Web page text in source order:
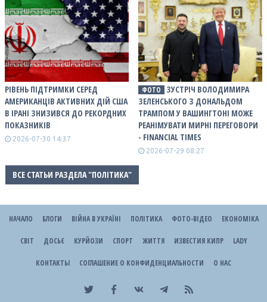
РІВЕНЬ ПІДТРИМКИ СЕРЕД
АМЕРИКАНЦІВ АКТИВНИХ ДІЙ США
В ІРАНІ ЗНИЗИВСЯ ДО РЕКОРДНИХ
ПОКАЗНИКІВ
2026-07-30 14:37
ФОТО
ЗУСТРІЧ ВОЛОДИМИРА
ЗЕЛЕНСЬКОГО З ДОНАЛЬДОМ
ТРАМПОМ У ВАШИНГТОНІ МОЖЕ
РЕАНІМУВАТИ МИРНІ ПЕРЕГОВОРИ
- FINANCIAL TIMES
2026-07-29 08:27
ВСЕ СТАТЬИ РАЗДЕЛА "ПОЛІТИКА"
НАЧАЛО БЛОГИ ВІЙНА В УКРАЇНІ ПОЛІТИКА ФОТО-ВІДЕО ЕКОНОМІКА
СВІТ ДОСЬЄ КУРЙОЗИ СПОРТ ЖИТТЯ ИЗВЕСТИЯ КИПР LADY
КОНТАКТЫ СОГЛАШЕНИЕ О КОНФИДЕНЦИАЛЬНОСТИ О НАС